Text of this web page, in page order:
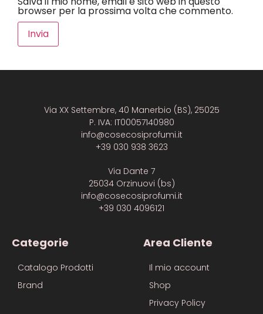
browser per la prossima volta che commento.
Via XX Settembre, 40 Manerbio (BS), 25025
P. IVA: IT00057140980
info@cosecosiprofumi.it
+39 030 938 3623
Via Dante 7
25034 Orzinuovi (bs)
info@cosecosiprofumi.it
+39 030 4096121
Categorie
Catalogo Prodotti
Brand
Area Cliente
Il mio account
Shop
Privacy Policy